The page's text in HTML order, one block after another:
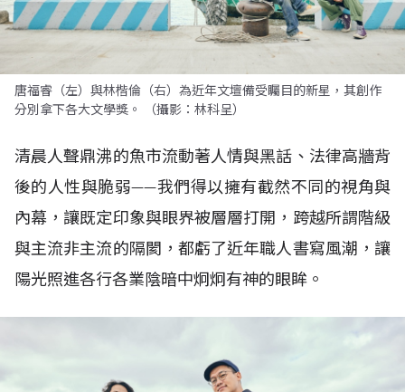
唐福睿（左）與林楷倫（右）為近年文壇備受矚目的新星，其創作
分別拿下各大文學獎。 （攝影：林科呈）
清晨人聲鼎沸的魚市流動著人情與黑話、法律高牆背
後的人性與脆弱——我們得以擁有截然不同的視角與
內幕，讓既定印象與眼界被層層打開，跨越所謂階級
與主流非主流的隔閡，都虧了近年職人書寫風潮，讓
陽光照進各行各業陰暗中炯炯有神的眼眸。